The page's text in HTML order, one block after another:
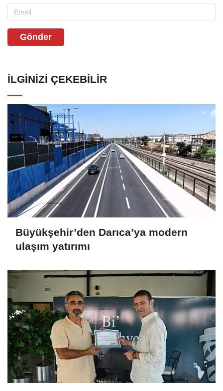
Gönder
İLGINIZI ÇEKEBILIR
Büyükşehir’den Darıca’ya modern
ulaşım yatırımı